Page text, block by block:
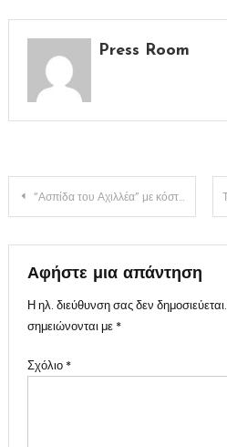
Press Room
Πλοήγηση
άρθρων
“Ασπίδα του Αχιλλέα” με κόστος 2,8 δις, από το δημόσιο χρήμα
Αφήστε μια απάντηση
Η ηλ. διεύθυνση σας δεν δημοσιεύεται.
σημειώνονται με *
Σχόλιο *